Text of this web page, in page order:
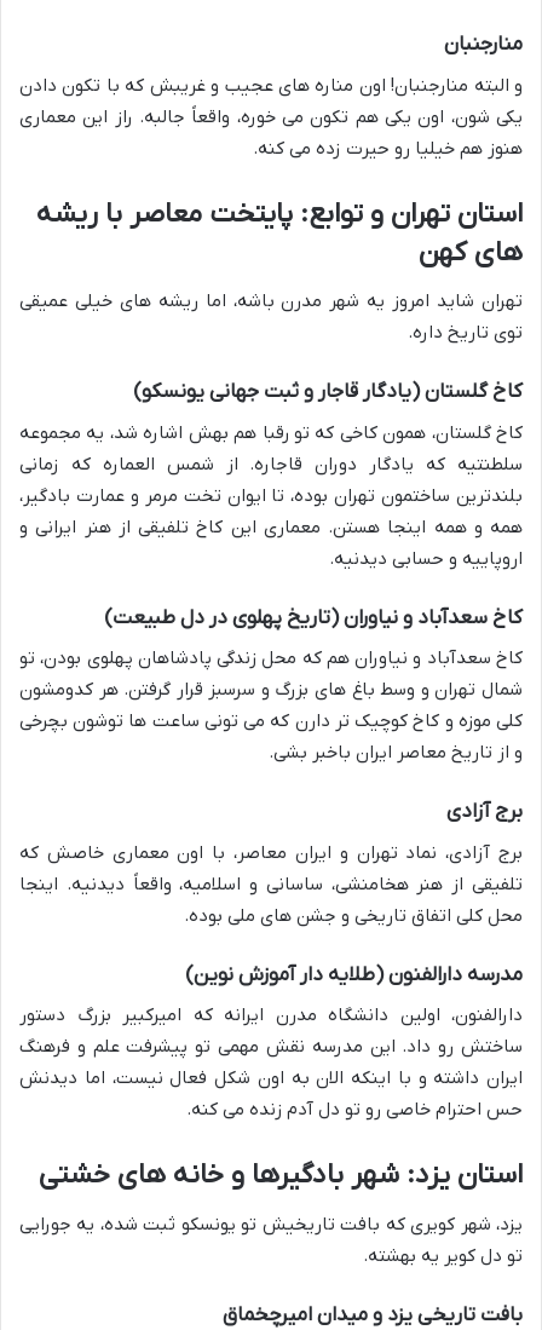
منارجنبان
و البته منارجنبان! اون مناره های عجیب و غریبش که با تکون دادن
یکی شون، اون یکی هم تکون می خوره، واقعاً جالبه. راز این معماری
هنوز هم خیلیا رو حیرت زده می کنه.
استان تهران و توابع: پایتخت معاصر با ریشه
های کهن
تهران شاید امروز یه شهر مدرن باشه، اما ریشه های خیلی عمیقی
توی تاریخ داره.
کاخ گلستان (یادگار قاجار و ثبت جهانی یونسکو)
کاخ گلستان، همون کاخی که تو رقبا هم بهش اشاره شد، یه مجموعه
سلطنتیه که یادگار دوران قاجاره. از شمس العماره که زمانی
بلندترین ساختمون تهران بوده، تا ایوان تخت مرمر و عمارت بادگیر،
همه و همه اینجا هستن. معماری این کاخ تلفیقی از هنر ایرانی و
اروپاییه و حسابی دیدنیه.
کاخ سعدآباد و نیاوران (تاریخ پهلوی در دل طبیعت)
کاخ سعدآباد و نیاوران هم که محل زندگی پادشاهان پهلوی بودن، تو
شمال تهران و وسط باغ های بزرگ و سرسبز قرار گرفتن. هر کدومشون
کلی موزه و کاخ کوچیک تر دارن که می تونی ساعت ها توشون بچرخی
و از تاریخ معاصر ایران باخبر بشی.
برج آزادی
برج آزادی، نماد تهران و ایران معاصر، با اون معماری خاصش که
تلفیقی از هنر هخامنشی، ساسانی و اسلامیه، واقعاً دیدنیه. اینجا
محل کلی اتفاق تاریخی و جشن های ملی بوده.
مدرسه دارالفنون (طلایه دار آموزش نوین)
دارالفنون، اولین دانشگاه مدرن ایرانه که امیرکبیر بزرگ دستور
ساختش رو داد. این مدرسه نقش مهمی تو پیشرفت علم و فرهنگ
ایران داشته و با اینکه الان به اون شکل فعال نیست، اما دیدنش
حس احترام خاصی رو تو دل آدم زنده می کنه.
استان یزد: شهر بادگیرها و خانه های خشتی
یزد، شهر کویری که بافت تاریخیش تو یونسکو ثبت شده، یه جورایی
تو دل کویر یه بهشته.
بافت تاریخی یزد و میدان امیرچخماق